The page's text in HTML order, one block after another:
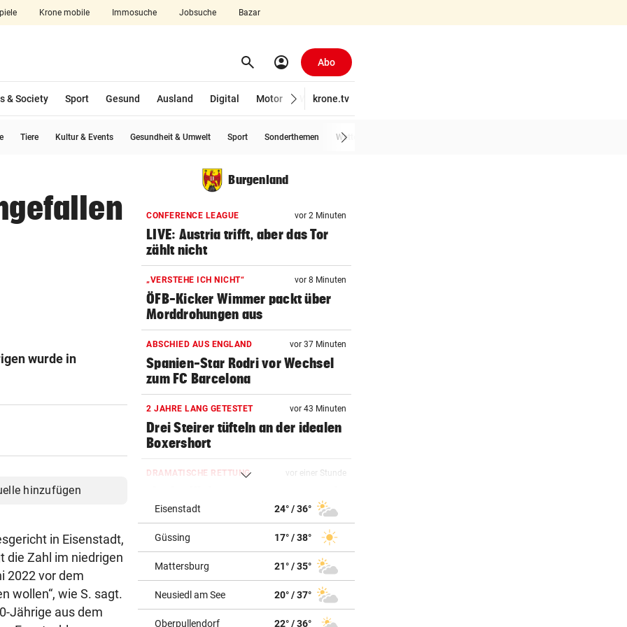
Krone mobile Immosuche Jobsuche Bazar
aufklappen search Suchen
account_circle Abo
& Society Sport Gesund Ausland Digital Motor Wirtschaft
krone.tv
Tiere Kultur & Events Gesundheit & Umwelt Sport Sonderthemen Wetter
wurde in
hinzufügen
in Eisenstadt,
die Zahl im niedrigen
2022 vor dem
wollen“, wie S. sagt.
Jährige aus dem
Burgenland
CONFERENCE LEAGUE vor 2 Minuten
LIVE: Austria trifft, aber das Tor
zählt nicht
„VERSTEHE ICH NICHT“ vor 8 Minuten
ÖFB-Kicker Wimmer packt über
Morddrohungen aus
ABSCHIED AUS ENGLAND vor 37 Minuten
Spanien-Star Rodri vor Wechsel
zum FC Barcelona
2 JAHRE LANG GETESTET vor 43 Minuten
Drei Steirer tüfteln an der idealen
Boxershort
DRAMATISCHE RETTUNG vor einer Stunde
und stockfinster“
CONFERENCE LEAGUE vor einer Stunde
Später Doppelschlag fixiert
Rapid-Sieg in Estland
vor einer Stunde
Warten auf Hitze-Hilfen der
Eisenstadt 24° / 36°
Güssing 17° / 38°
Mattersburg 21° / 35°
Neusiedl am See 20° / 37°
Oberpullendorf 22° / 36°